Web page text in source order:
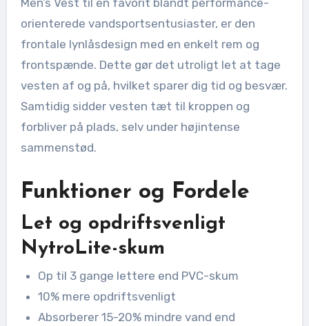
Men’s Vest til en favorit blandt performance-
orienterede vandsportsentusiaster, er den
frontale lynlåsdesign med en enkelt rem og
frontspænde. Dette gør det utroligt let at tage
vesten af og på, hvilket sparer dig tid og besvær.
Samtidig sidder vesten tæt til kroppen og
forbliver på plads, selv under højintense
sammenstød.
Funktioner og Fordele
Let og opdriftsvenligt
NytroLite-skum
Op til 3 gange lettere end PVC-skum
10% mere opdriftsvenligt
Absorberer 15-20% mindre vand end